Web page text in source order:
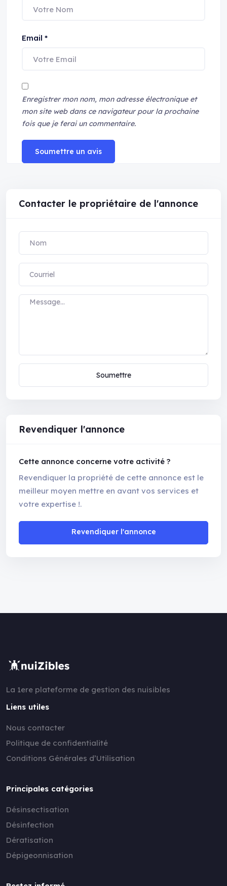
Email *
Enregistrer mon nom, mon adresse électronique et
mon site web dans ce navigateur pour la prochaine
fois que je ferai un commentaire.
Soumettre un avis
Contacter le propriétaire de l'annonce
Soumettre
Revendiquer l'annonce
Cette annonce concerne votre activité ?
Revendiquer la propriété de cette annonce est le
meilleur moyen mettre en avant vos services et
votre expertise !.
Revendiquer l'annonce
La 1ere plateforme de gestion des nuisibles
Liens utiles
Nous contacter
Politique de confidentialité
Conditions Générales d’Utilisation
Principales catégories
Désinsectisation
Désinfection
Dératisation
Dépigeonnisation